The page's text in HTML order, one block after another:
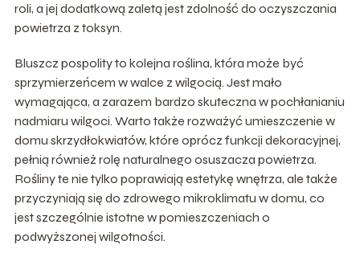
roli, a jej dodatkową zaletą jest zdolność do oczyszczania
powietrza z toksyn.
Bluszcz pospolity to kolejna roślina, która może być
sprzymierzeńcem w walce z wilgocią. Jest mało
wymagająca, a zarazem bardzo skuteczna w pochłanianiu
nadmiaru wilgoci. Warto także rozważyć umieszczenie w
domu skrzydłokwiatów, które oprócz funkcji dekoracyjnej,
pełnią również rolę naturalnego osuszacza powietrza.
Rośliny te nie tylko poprawiają estetykę wnętrza, ale także
przyczyniają się do zdrowego mikroklimatu w domu, co
jest szczególnie istotne w pomieszczeniach o
podwyższonej wilgotności.